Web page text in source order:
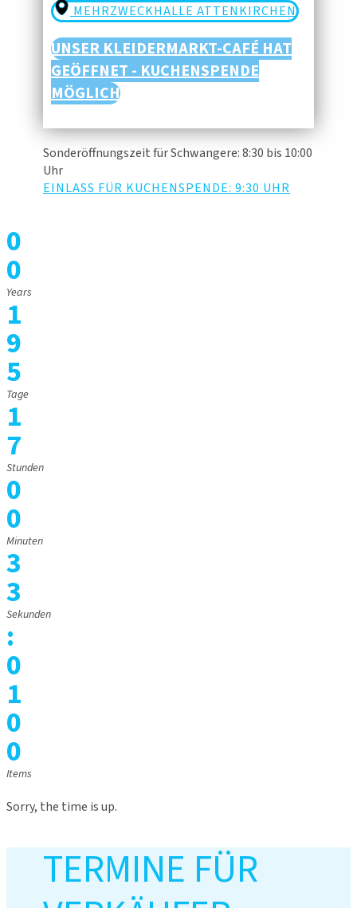
MEHRZWECKHALLE ATTENKIRCHEN
UNSER KLEIDERMARKT-CAFÉ HAT
GEÖFFNET - KUCHENSPENDE
MÖGLICH
Sonderöffnungszeit für Schwangere: 8:30 bis 10:00
Uhr
EINLASS FÜR KUCHENSPENDE: 9:30 UHR
0
0
Years
1
9
5
Tage
1
7
Stunden
0
0
Minuten
3
3
Sekunden
:
0
1
0
0
Items
Sorry, the time is up.
TERMINE FÜR